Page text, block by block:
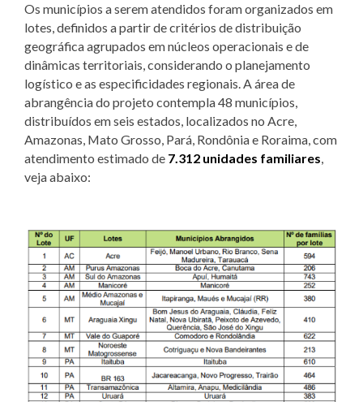
Os municípios a serem atendidos foram organizados em
lotes, definidos a partir de critérios de distribuição
geográfica agrupados em núcleos operacionais e de
dinâmicas territoriais, considerando o planejamento
logístico e as especificidades regionais. A área de
abrangência do projeto contempla 48 municípios,
distribuídos em seis estados, localizados no Acre,
Amazonas, Mato Grosso, Pará, Rondônia e Roraima, com
atendimento estimado de 7.312 unidades familiares,
veja abaixo: